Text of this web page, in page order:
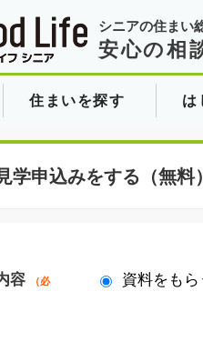
シニアの住まい
安心の相
住まいを探す は
学申込みをする（無料）
容 （必 資料をもら